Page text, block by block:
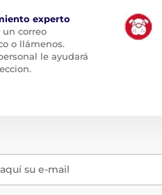
experto
un correo
o llámenos.
le ayudará
su e-mail